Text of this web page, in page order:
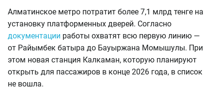
Алматинское метро потратит более 7,1 млрд тенге на
установку платформенных дверей. Согласно
документации работы охватят всю первую линию —
от Райымбек батыра до Бауыржана Момышулы. При
этом новая станция Калкаман, которую планируют
открыть для пассажиров в конце 2026 года, в список
не вошла.